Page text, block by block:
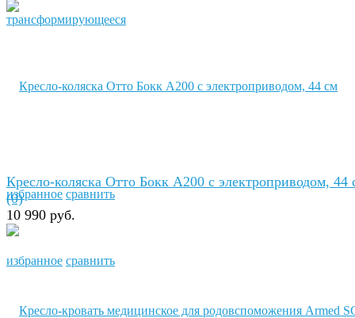
избранное сравнить
избранное сравнить
Кресло-коляска Отто Бокк A200 с электроприводом, 44
(0)
10 990 руб.